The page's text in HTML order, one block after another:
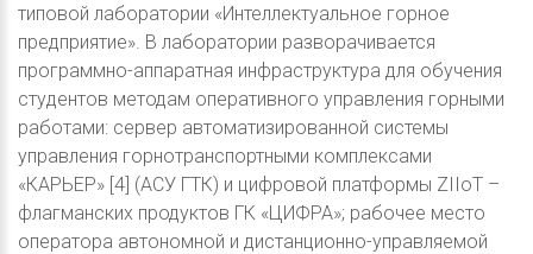
типовой лаборатории «Интеллектуальное горное
предприятие». В лаборатории разворачивается
программно-аппаратная инфраструктура для обучения
студентов методам оперативного управления горными
работами: сервер автоматизированной системы
управления горнотранспортными комплексами
«КАРЬЕР» [4] (АСУ ГТК) и цифровой платформы ZIIoT –
флагманских продуктов ГК «ЦИФРА»; рабочее место
оператора автономной и дистанционно-управляемой